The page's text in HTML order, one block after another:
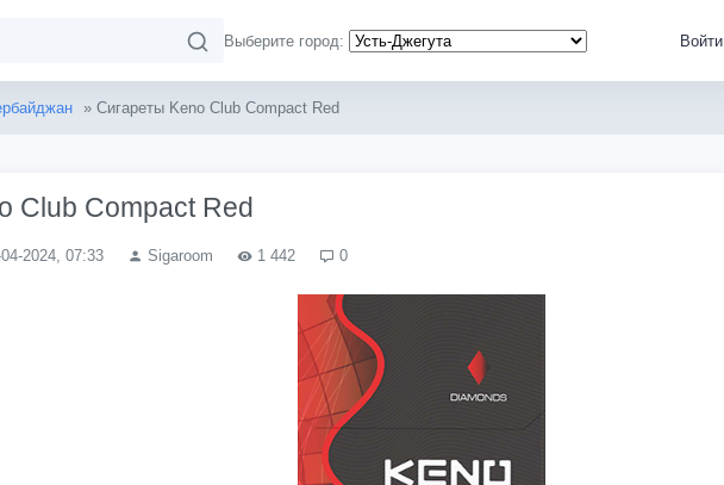
Выберите город: Войти
» Сигареты Keno Club Compact Red
Club Compact Red
2024, 07:33 Sigaroom 1 442 0